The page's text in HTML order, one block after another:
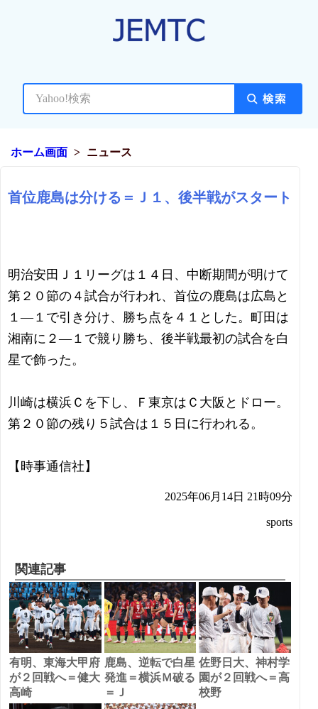
ホーム画面 ニュース
首位鹿島は分ける＝Ｊ１、後半戦がスタート
明治安田Ｊ１リーグは１４日、中断期間が明けて
第２０節の４試合が行われ、首位の鹿島は広島と
１―１で引き分け、勝ち点を４１とした。町田は
湘南に２―１で競り勝ち、後半戦最初の試合を白
星で飾った。
川崎は横浜Ｃを下し、Ｆ東京はＣ大阪とドロー。
第２０節の残り５試合は１５日に行われる。
【時事通信社】
2025年06月14日 21時09分
sports
関連記事
有明、東海大甲府
が２回戦へ＝健大
高崎
鹿島、逆転で白星
発進＝横浜Ｍ破る
＝Ｊ
佐野日大、神村学
園が２回戦へ＝高
校野